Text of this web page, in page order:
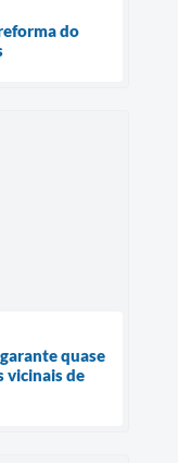
do
quase
vicinais de